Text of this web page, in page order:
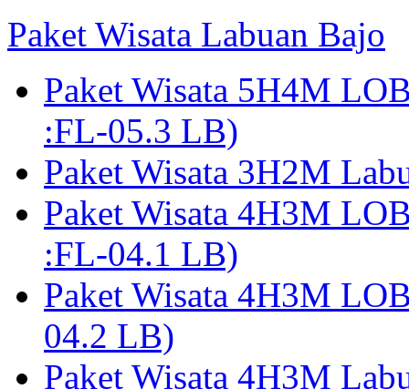
Paket Wisata Labuan Bajo
Paket Wisata 5H4M
:FL-05.3 LB)
Paket Wisata 3H2M
Paket Wisata 4H3M
:FL-04.1 LB)
Paket Wisata 4H3M
04.2 LB)
Paket Wisata 4H3M